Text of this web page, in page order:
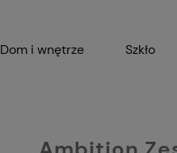
Dom i wnętrze Szkło